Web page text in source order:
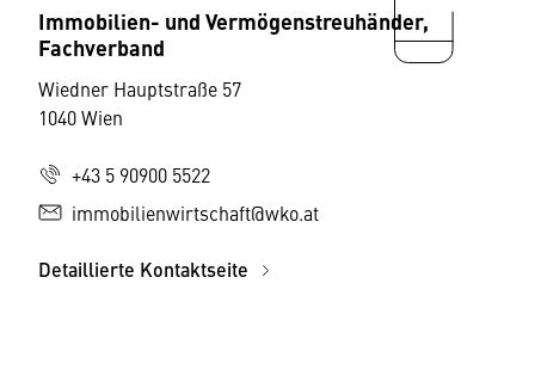
Immobilien- und Vermögenstreuhänder,
Fachverband
Wiedner Hauptstraße 57
1040 Wien
+43 5 90900 5522
immobilienwirtschaft@wko.at
Detaillierte Kontaktseite